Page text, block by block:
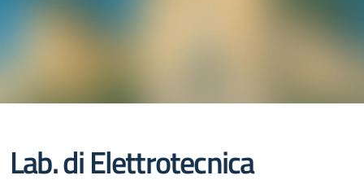
Lab. di Elettrotecnica